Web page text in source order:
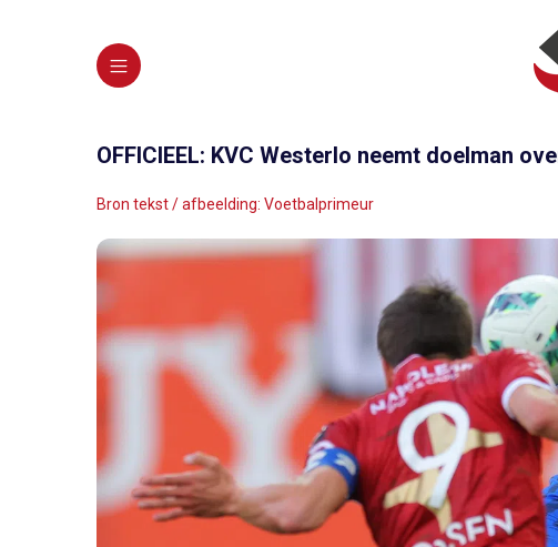
OFFICIEEL: KVC Westerlo neemt doelman
Bron tekst / afbeelding: Voetbalprimeur